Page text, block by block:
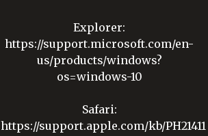
Explorer:
https://support.microsoft.com/en-
us/products/windows?
os=windows-10
Safari:
https://support.apple.com/kb/PH21411